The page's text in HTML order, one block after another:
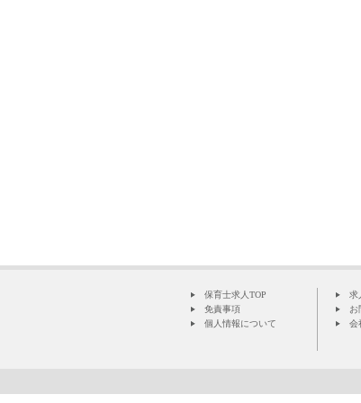
保育士求人TOP
免責事項
個人情報について
求
お
会